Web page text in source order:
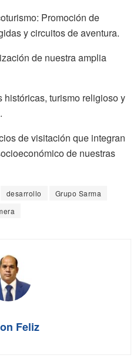
Promoción de
y circuitos de aventura.
de nuestra amplia
turismo religioso y
de visitación que integran
de nuestras
desarrollo
Grupo Sarma
Feliz